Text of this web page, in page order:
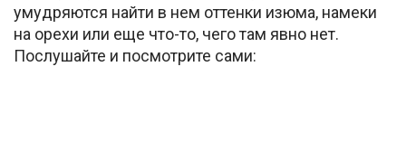
умудряются найти в нем оттенки изюма, намеки
на орехи или еще что-то, чего там явно нет.
Послушайте и посмотрите сами: